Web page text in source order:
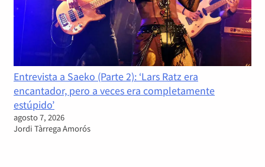
Entrevista a Saeko (Parte 2): ‘Lars Ratz era
encantador, pero a veces era completamente
estúpido’
agosto 7, 2026
Jordi Tàrrega Amorós